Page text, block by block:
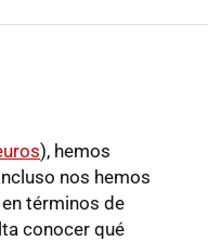
), hemos
nos hemos
términos de
conocer qué